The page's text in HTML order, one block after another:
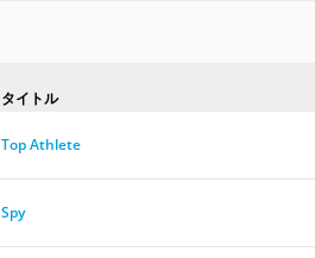
タイトル
Top Athlete
Spy